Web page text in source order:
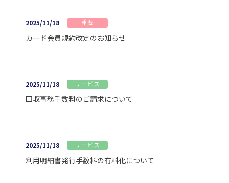
2025/11/18 重要
カード会員規約改定のお知らせ
2025/11/18 サービス
回収事務手数料のご請求について
2025/11/18 サービス
利用明細書発行手数料の有料化について